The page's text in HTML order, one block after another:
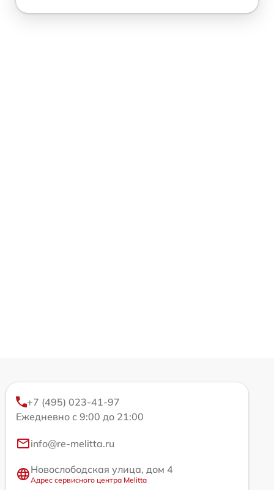
+7 (495) 023-41-97
Ежедневно с 9:00 до 21:00
info@re-melitta.ru
Новослободская улица, дом 4
Адрес сервисного центра Melitta